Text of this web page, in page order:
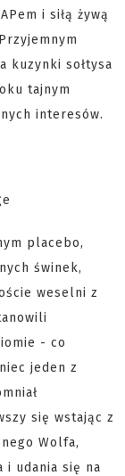
i siłą żywą
kuzynki sołtysa
tajnym
interesów.
placebo,
świnek,
weselni z
- co
jeden z
się wstając z
Wolfa,
i udania się na